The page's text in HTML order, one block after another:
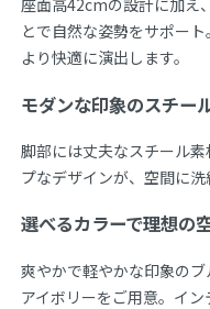
座面高42cmの設計に加え
とで自然な姿勢をサポー
より快適に演出します。
モダンな印象のスチー
脚部には丈夫なスチール
プなデザインが、空間に洗
選べるカラーで理想の
爽やかで軽やかな印象の
アイボリーをご用意。イ